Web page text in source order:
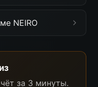
NEIRO
за 3 минуты.